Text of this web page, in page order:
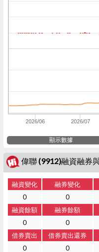
2026/06 2026/07
顯示數據
偉聯 (9912)融資融券
融資變化 融券變化
0
0
融資餘額
融券餘額
0
0
借券賣出
借券賣出還券
0
0